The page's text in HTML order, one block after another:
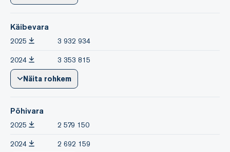
Käibevara
2025 3 932 934
2024 3 353 815
Näita rohkem
Põhivara
2025 2 579 150
2024 2 692 159